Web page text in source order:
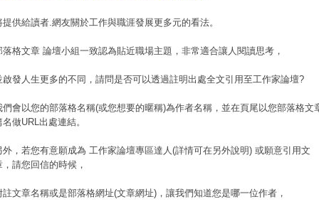
提供給讀者.網友關於工作與職涯發展更多元的看法。
落格文章 論壇小組一致認為貼近職場主題，非常適合讓人閱讀思考，
啟發人生更多的不同，請問是否可以透過註明出處全文引用至工作家論壇?
們會以您的部落格名稱(或您想要的暱稱)為作者名稱，並在頁尾以您部落格文
名做URL出處連結。
外，若您有意願成為 工作家論壇專區達人(詳情可在另外說明) 或願意引用文
，請您回信的時候，
註文章名稱或是部落格網址(文章網址)，讓我們知道您是哪一位作者，